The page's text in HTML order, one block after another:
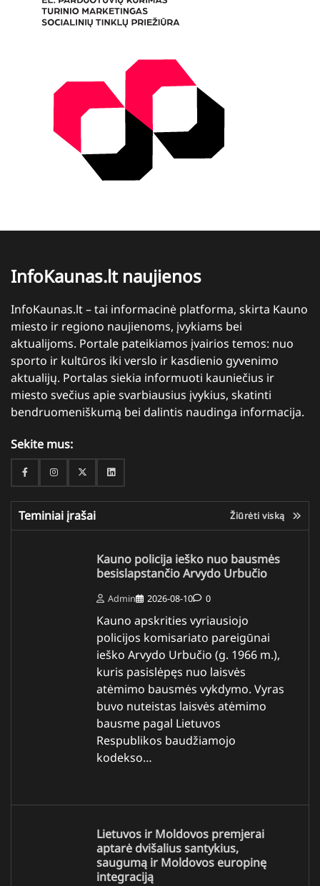
InfoKaunas.lt naujienos
InfoKaunas.lt – tai informacinė platforma, skirta Kauno
miesto ir regiono naujienoms, įvykiams bei
aktualijoms. Portale pateikiamos įvairios temos: nuo
sporto ir kultūros iki verslo ir kasdienio gyvenimo
aktualijų. Portalas siekia informuoti kauniečius ir
miesto svečius apie svarbiausius įvykius, skatinti
bendruomeniškumą bei dalintis naudinga informacija.
Sekite mus:
FacebookInstagramTwitterLinkedin
Teminiai įrašai Žiūrėti viską
Kauno policija ieško nuo bausmės
besislapstančio Arvydo Urbučio
Admin 2026-08-10 0
Kauno apskrities vyriausiojo
policijos komisariato pareigūnai
ieško Arvydo Urbučio (g. 1966 m.),
kuris pasislėpęs nuo laisvės
atėmimo bausmės vykdymo. Vyras
buvo nuteistas laisvės atėmimo
bausme pagal Lietuvos
Respublikos baudžiamojo
kodekso…
Lietuvos ir Moldovos premjerai
aptarė dvišalius santykius,
saugumą ir Moldovos europinę
integraciją